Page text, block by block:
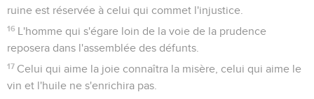
ruine est réservée à celui qui commet l'injustice.
16 L'homme qui s'égare loin de la voie de la prudence
reposera dans l'assemblée des défunts.
17 Celui qui aime la joie connaîtra la misère, celui qui aime le
vin et l'huile ne s'enrichira pas.